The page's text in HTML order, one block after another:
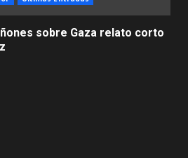
sobre Gaza relato corto